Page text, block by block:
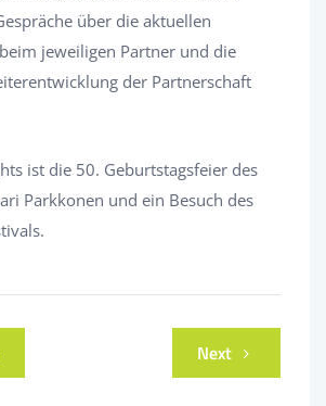
über die aktuellen
jeweiligen Partner und die
der Partnerschaft
ist die 50. Geburtstagsfeier des
Parkkonen und ein Besuch des
Next